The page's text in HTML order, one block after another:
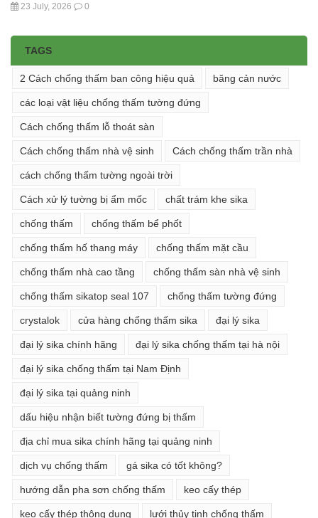
23 July, 2026 0
TAGS
2 Cách chống thấm ban công hiệu quả băng cản nước
các loại vật liệu chống thấm tường đứng
Cách chống thấm lỗ thoát sàn
Cách chống thấm nhà vệ sinh Cách chống thấm trần nhà
cách chống thấm tường ngoài trời
Cách xử lý tường bị ẩm mốc chất trám khe sika
chống thấm chống thấm bể phốt
chống thấm hố thang máy chống thấm mặt cầu
chống thấm nhà cao tầng chống thấm sàn nhà vệ sinh
chống thấm sikatop seal 107 chống thấm tường đứng
crystalok cửa hàng chống thấm sika đại lý sika
đại lý sika chính hãng đại lý sika chống thấm tại hà nội
đại lý sika chống thấm tại Nam Định
đại lý sika tại quảng ninh
dấu hiệu nhận biết tường đứng bị thấm
địa chỉ mua sika chính hãng tại quảng ninh
dịch vụ chống thấm gá sika có tốt không?
hướng dẫn pha sơn chống thấm keo cấy thép
keo cấy thép thông dụng lưới thủy tinh chống thấm